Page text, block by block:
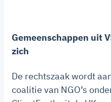
Gemeenschappen uit
zich
De rechtszaak wordt
coalitie van NGO’s